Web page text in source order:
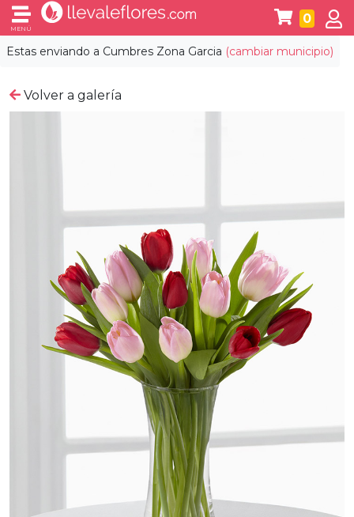
Estas enviando a Cumbres Zona Garcia (cambiar municipio)
MENÚ
0
Volver a galería